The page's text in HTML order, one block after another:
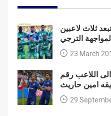
ثلاث لاعبين
الترجي
23 March
اللاعب رقم
امين حاريث
29